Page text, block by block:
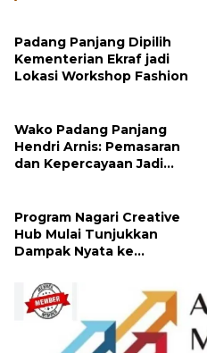
Padang Panjang Dipilih
Kementerian Ekraf jadi
Lokasi Workshop Fashion
Wako Padang Panjang
Hendri Arnis: Pemasaran
dan Kepercayaan Jadi
Program Nagari Creative
Hub Mulai Tunjukkan
Dampak Nyata ke